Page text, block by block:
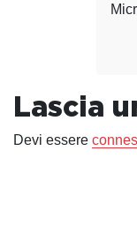
Lascia
Devi essere